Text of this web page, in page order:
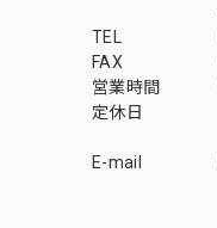
TEL
FAX
営業時間
定休日
E-mail